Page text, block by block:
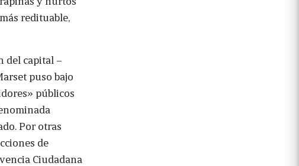
redituable,
del capital –
puso bajo
públicos
Por otras
de
Ciudadana